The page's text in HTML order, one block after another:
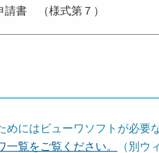
請書 （様式第７）
めにはビューワソフトが必要
一覧をご覧ください。
（別ウ